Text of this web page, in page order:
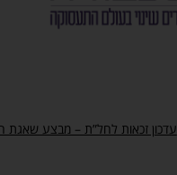
עדכון זכאות לחל”ת – מבצע שאגת